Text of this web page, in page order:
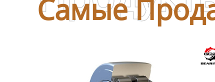
Самые